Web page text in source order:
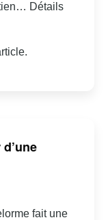
Détails
fait une